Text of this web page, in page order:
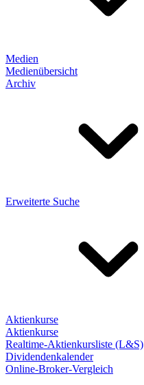
Medien
Medienübersicht
Archiv
Erweiterte Suche
Aktienkurse
Aktienkurse
Realtime-Aktienkursliste (L&S)
Dividendenkalender
Online-Broker-Vergleich